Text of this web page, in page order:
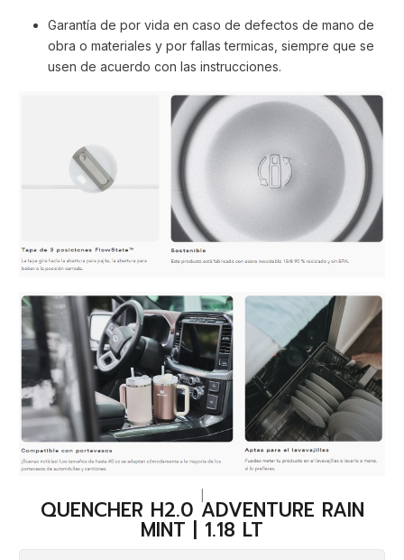
Garantía de por vida en caso de defectos de mano de
obra o materiales y por fallas termicas, siempre que se
usen de acuerdo con las instrucciones.
QUENCHER H2.0 ADVENTURE RAIN
MINT | 1.18 LT